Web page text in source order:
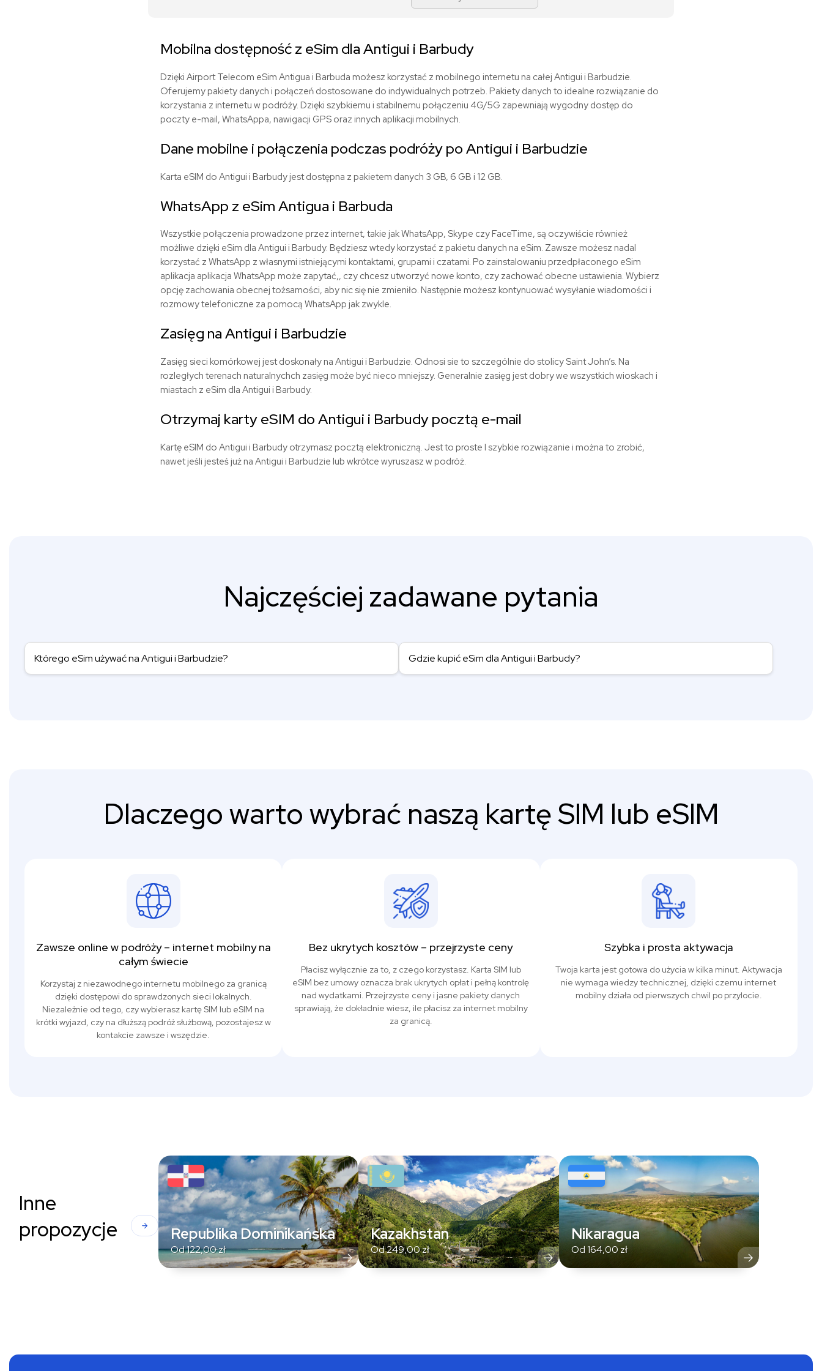
Mobilna dostępność z eSim dla Antigui i Barbudy
Dzięki Airport Telecom eSim Antigua i Barbuda możesz korzystać z mobilnego internetu na całej Antigui i Barbudzie.
Oferujemy pakiety danych i połączeń dostosowane do indywidualnych potrzeb. Pakiety danych to idealne rozwiązanie do
korzystania z internetu w podróży. Dzięki szybkiemu i stabilnemu połączeniu 4G/5G zapewniają wygodny dostęp do
poczty e-mail, WhatsAppa, nawigacji GPS oraz innych aplikacji mobilnych.
Dane mobilne i połączenia podczas podróży po Antigui i Barbudzie
Karta eSIM do Antigui i Barbudy jest dostępna z pakietem danych 3 GB, 6 GB i 12 GB.
WhatsApp z eSim Antigua i Barbuda
Wszystkie połączenia prowadzone przez internet, takie jak WhatsApp, Skype czy FaceTime, są oczywiście również
możliwe dzięki eSim dla Antigui i Barbudy. Będziesz wtedy korzystać z pakietu danych na eSim. Zawsze możesz nadal
korzystać z WhatsApp z własnymi istniejącymi kontaktami, grupami i czatami. Po zainstalowaniu przedpłaconego eSim
aplikacja aplikacja WhatsApp może zapytać,, czy chcesz utworzyć nowe konto, czy zachować obecne ustawienia. Wybierz
opcję zachowania obecnej tożsamości, aby nic się nie zmieniło. Następnie możesz kontynuować wysyłanie wiadomości i
rozmowy telefoniczne za pomocą WhatsApp jak zwykle.
Zasięg na Antigui i Barbudzie
Zasięg sieci komórkowej jest doskonały na Antigui i Barbudzie. Odnosi sie to szczególnie do stolicy Saint John’s. Na
rozległych terenach naturalnychch zasięg może być nieco mniejszy. Generalnie zasięg jest dobry we wszystkich wioskach i
miastach z eSim dla Antigui i Barbudy.
Otrzymaj karty eSIM do Antigui i Barbudy pocztą e-mail
Kartę eSIM do Antigui i Barbudy otrzymasz pocztą elektroniczną. Jest to proste I szybkie rozwiązanie i można to zrobić,
nawet jeśli jesteś już na Antigui i Barbudzie lub wkrótce wyruszasz w podróż.
Najczęściej zadawane pytania
Którego eSim używać na Antigui i Barbudzie? Gdzie kupić eSim dla Antigui i Barbudy?
Dlaczego warto wybrać naszą kartę SIM lub eSIM
Zawsze online w podróży – internet mobilny na
całym świecie
Korzystaj z niezawodnego internetu mobilnego za granicą
dzięki dostępowi do sprawdzonych sieci lokalnych.
Niezależnie od tego, czy wybierasz kartę SIM lub eSIM na
krótki wyjazd, czy na dłuższą podróż służbową, pozostajesz w
kontakcie zawsze i wszędzie.
Bez ukrytych kosztów – przejrzyste ceny
Płacisz wyłącznie za to, z czego korzystasz. Karta SIM lub
eSIM bez umowy oznacza brak ukrytych opłat i pełną kontrolę
nad wydatkami. Przejrzyste ceny i jasne pakiety danych
sprawiają, że dokładnie wiesz, ile płacisz za internet mobilny
za granicą.
Szybka i prosta aktywacja
Twoja karta jest gotowa do użycia w kilka minut. Aktywacja
nie wymaga wiedzy technicznej, dzięki czemu internet
mobilny działa od pierwszych chwil po przylocie.
Inne
propozycje
Republika Dominikańska
Od122,00zł
Kazakhstan
Od249,00zł
Nikaragua
Od164,00zł